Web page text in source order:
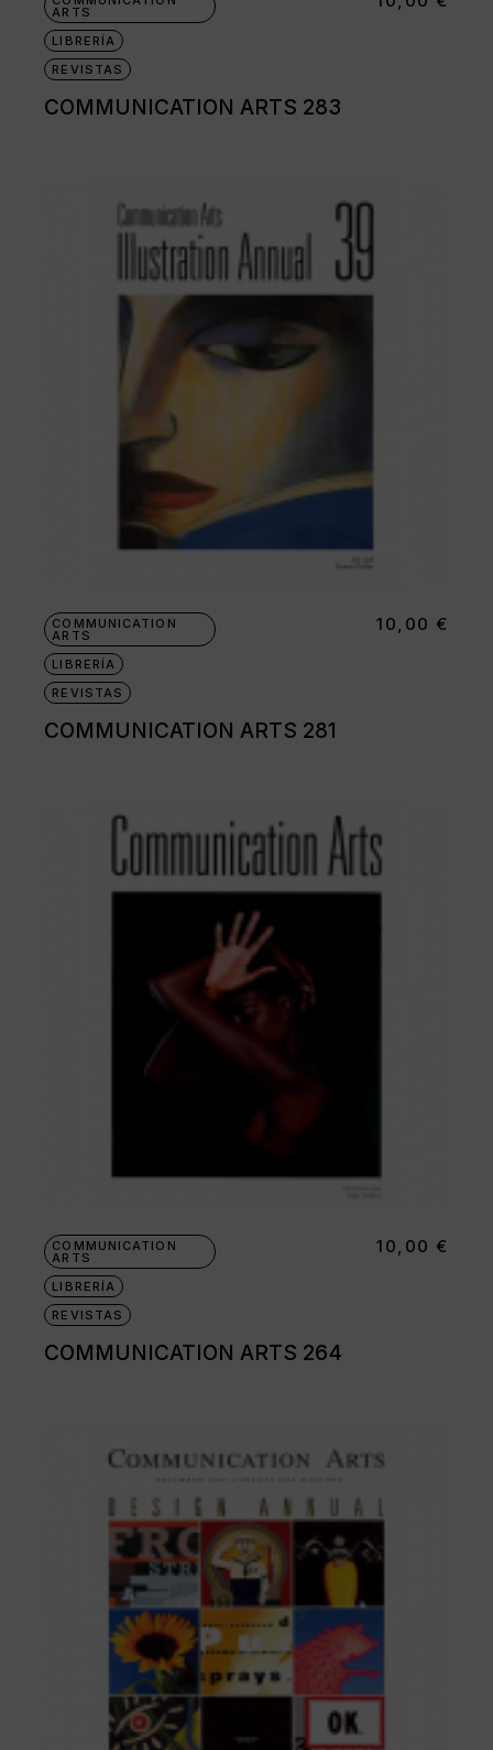
ARTS
LIBRERÍA
REVISTAS
COMMUNICATION ARTS 283
COMMUNICATION
ARTS
LIBRERÍA
REVISTAS
COMMUNICATION ARTS 281
10,00 €
COMMUNICATION
ARTS
LIBRERÍA
REVISTAS
COMMUNICATION ARTS 264
10,00 €